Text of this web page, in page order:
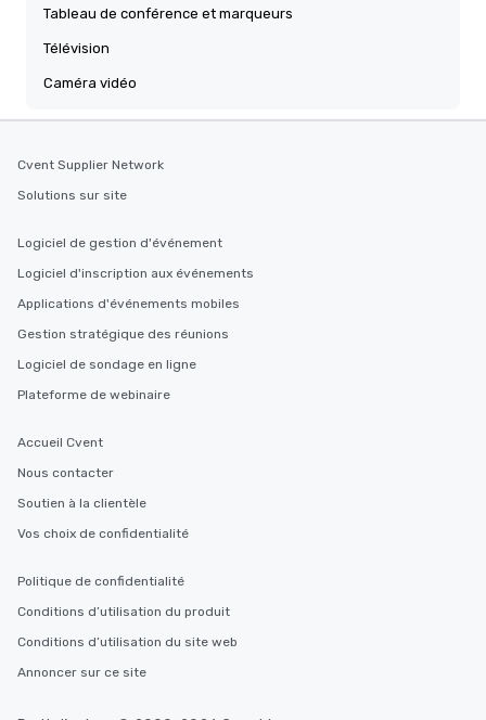
Tableau de conférence et marqueurs
Télévision
Caméra vidéo
Cvent Supplier Network
Solutions sur site
Logiciel de gestion d'événement
Logiciel d'inscription aux événements
Applications d'événements mobiles
Gestion stratégique des réunions
Logiciel de sondage en ligne
Plateforme de webinaire
Accueil Cvent
Nous contacter
Soutien à la clientèle
Vos choix de confidentialité
Politique de confidentialité
Conditions d’utilisation du produit
Conditions d’utilisation du site web
Annoncer sur ce site